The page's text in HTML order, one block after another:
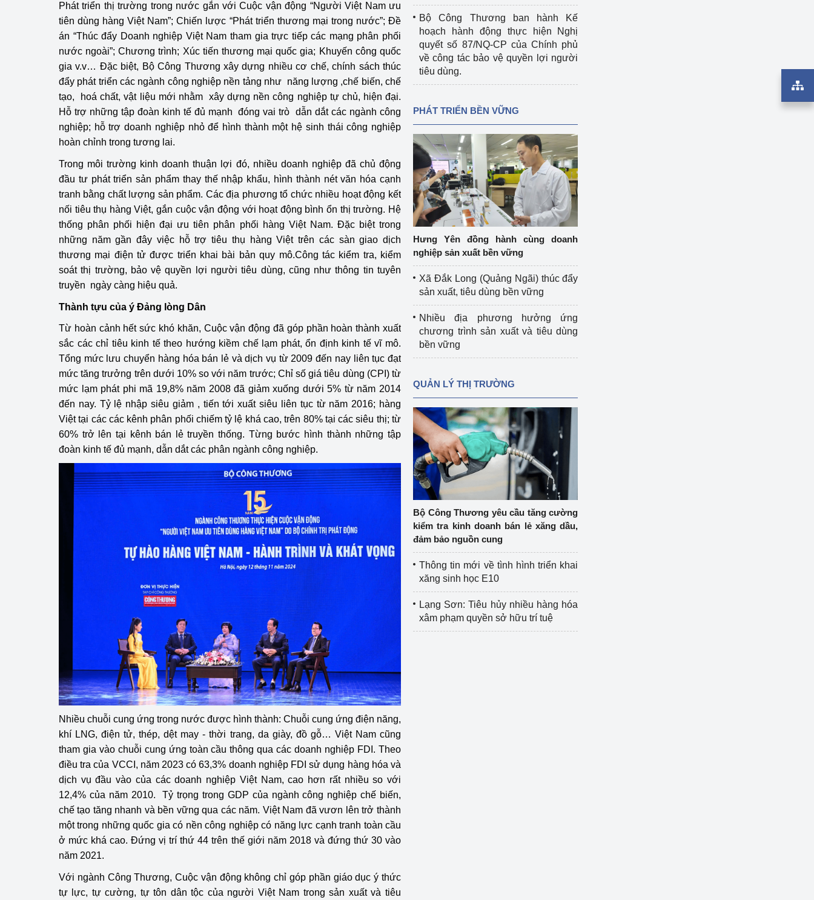
Phát triển thị trường trong nước gắn với Cuộc vận động “Người Việt Nam ưu
tiên dùng hàng Việt Nam”; Chiến lược “Phát triển thương mại trong nước”; Đề
án “Thúc đẩy Doanh nghiệp Việt Nam tham gia trực tiếp các mạng phân phối
nước ngoài”; Chương trình; Xúc tiến thương mại quốc gia; Khuyến công quốc
gia v.v… Đặc biệt, Bộ Công Thương xây dựng nhiều cơ chế, chính sách thúc
đẩy phát triển các ngành công nghiệp nền tảng như năng lượng ,chế biến, chế
tạo, hoá chất, vật liệu mới nhằm xây dựng nền công nghiệp tự chủ, hiện đại.
Hỗ trợ những tập đoàn kinh tế đủ mạnh đóng vai trò dẫn dắt các ngành công
nghiệp; hỗ trợ doanh nghiệp nhỏ để hình thành một hệ sinh thái công nghiệp
hoàn chỉnh trong tương lai.
Trong môi trường kinh doanh thuận lợi đó, nhiều doanh nghiệp đã chủ động
đầu tư phát triển sản phẩm thay thế nhập khẩu, hình thành nét văn hóa cạnh
tranh bằng chất lượng sản phẩm. Các địa phương tổ chức nhiều hoạt động kết
nối tiêu thụ hàng Việt, gắn cuộc vận động với hoạt động bình ổn thị trường. Hệ
thống phân phối hiện đại ưu tiên phân phối hàng Việt Nam. Đặc biệt trong
những năm gần đây việc hỗ trợ tiêu thụ hàng Việt trên các sàn giao dịch
thương mại điện tử được triển khai bài bản quy mô.Công tác kiểm tra, kiểm
soát thị trường, bảo vệ quyền lợi người tiêu dùng, cũng như thông tin tuyên
truyền ngày càng hiệu quả.
Thành tựu của ý Đảng lòng Dân
Từ hoàn cảnh hết sức khó khăn, Cuộc vận động đã góp phần hoàn thành xuất
sắc các chỉ tiêu kinh tế theo hướng kiềm chế lạm phát, ổn định kinh tế vĩ mô.
Tổng mức lưu chuyển hàng hóa bán lẻ và dịch vụ từ 2009 đến nay liên tục đạt
mức tăng trưởng trên dưới 10% so với năm trước; Chỉ số giá tiêu dùng (CPI) từ
mức lạm phát phi mã 19,8% năm 2008 đã giảm xuống dưới 5% từ năm 2014
đến nay. Tỷ lệ nhập siêu giảm , tiến tới xuất siêu liên tục từ năm 2016; hàng
Việt tại các các kênh phân phối chiếm tỷ lệ khá cao, trên 80% tại các siêu thị; từ
60% trở lên tại kênh bán lẻ truyền thống. Từng bước hình thành những tập
đoàn kinh tế đủ mạnh, dẫn dắt các phân ngành công nghiệp.
Nhiều chuỗi cung ứng trong nước được hình thành: Chuỗi cung ứng điện năng,
khí LNG, điện tử, thép, dệt may - thời trang, da giày, đồ gỗ… Việt Nam cũng
tham gia vào chuỗi cung ứng toàn cầu thông qua các doanh nghiệp FDI. Theo
điều tra của VCCI, năm 2023 có 63,3% doanh nghiệp FDI sử dụng hàng hóa và
dịch vụ đầu vào của các doanh nghiệp Việt Nam, cao hơn rất nhiều so với
12,4% của năm 2010. Tỷ trọng trong GDP của ngành công nghiệp chế biến,
chế tạo tăng nhanh và bền vững qua các năm. Việt Nam đã vươn lên trở thành
một trong những quốc gia có nền công nghiệp có năng lực cạnh tranh toàn cầu
ở mức khá cao. Đứng vị trí thứ 44 trên thế giới năm 2018 và đứng thứ 30 vào
năm 2021.
Với ngành Công Thương, Cuộc vận động không chỉ góp phần giáo dục ý thức
tự lực, tự cường, tự tôn dân tộc của người Việt Nam trong sản xuất và tiêu
Bộ Công Thương ban hành Kế
hoạch hành động thực hiện Nghị
quyết số 87/NQ-CP của Chính phủ
về công tác bảo vệ quyền lợi người
tiêu dùng.
PHÁT TRIỂN BỀN VỮNG
Hưng Yên đồng hành cùng doanh
nghiệp sản xuất bền vững
Xã Đắk Long (Quảng Ngãi) thúc đẩy
sản xuất, tiêu dùng bền vững
Nhiều địa phương hưởng ứng
chương trình sản xuất và tiêu dùng
bền vững
QUẢN LÝ THỊ TRƯỜNG
Bộ Công Thương yêu cầu tăng cường
kiểm tra kinh doanh bán lẻ xăng dầu,
đảm bảo nguồn cung
Thông tin mới về tình hình triển khai
xăng sinh học E10
Lạng Sơn: Tiêu hủy nhiều hàng hóa
xâm phạm quyền sở hữu trí tuệ